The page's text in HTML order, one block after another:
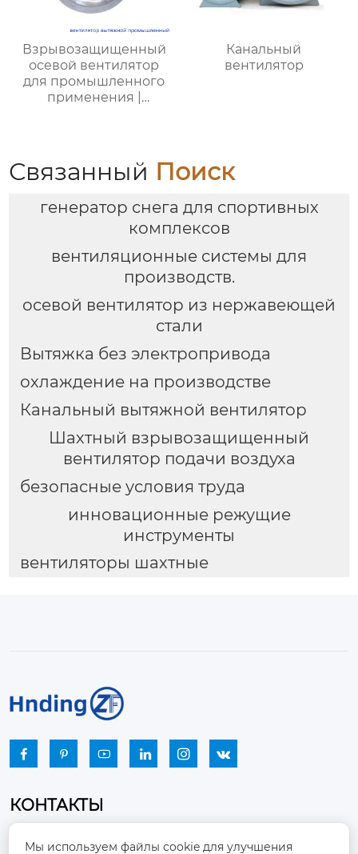
Взрывозащищенный
осевой вентилятор
для промышленного
применения |
Канальный
вентилятор
Связанный Поиск
генератор снега для спортивных
комплексов
вентиляционные системы для
производств.
осевой вентилятор из нержавеющей
стали
Вытяжка без электропривода
охлаждение на производстве
Канальный вытяжной вентилятор
Шахтный взрывозащищенный
вентилятор подачи воздуха
безопасные условия труда
инновационные режущие
инструменты
вентиляторы шахтные
     
КОНТАКТЫ
Промышленный парк, город Наньцзяо,
Мы используем файлы cookie для улучшения